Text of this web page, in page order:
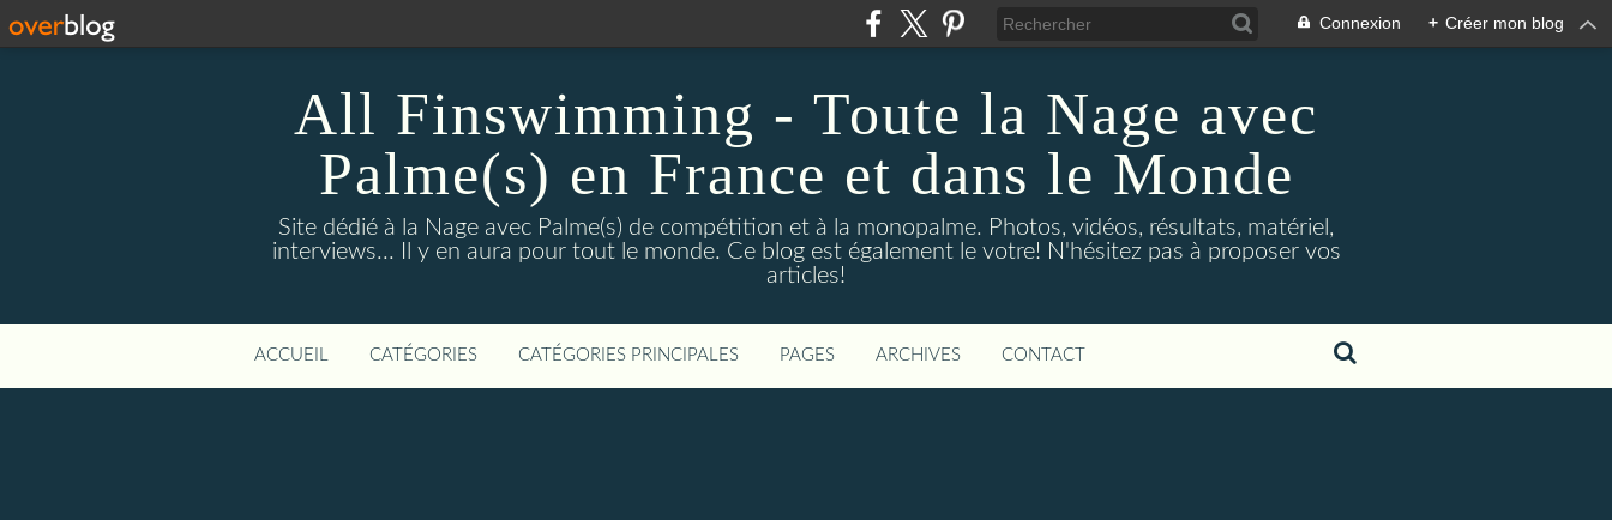
Connexion + Créer mon blog
All Finswimming - Toute la Nage avec
Palme(s) en France et dans le Monde
Site dédié à la Nage avec Palme(s) de compétition et à la monopalme. Photos, vidéos, résultats, matériel,
interviews... Il y en aura pour tout le monde. Ce blog est également le votre! N'hésitez pas à proposer vos
articles!
ACCUEIL CATÉGORIES CATÉGORIES PRINCIPALES PAGES ARCHIVES CONTACT